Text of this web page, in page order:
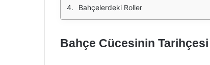
Bahçelerdeki Roller
Bahçe Cücesinin Tarihçesi